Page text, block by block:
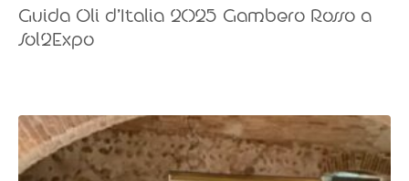
Guida Oli d’Italia 2025 Gambero Rosso a
Sol2Expo